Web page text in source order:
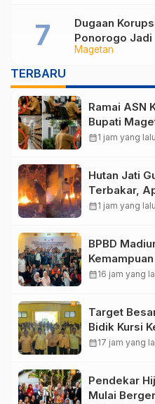
Magetan
Dugaan
Ponorogo Jadi
Magetan
TERBARU
Ramai ASN
Bupati
Ngopi
calendar_month1 jam yang lalu
Hutan Jati
Terbakar,
Hill akibat
calendar_month1 jam yang lalu
BPBD
Bencana
calendar_month16 jam yang
Target
Bidik Kursi
Hari
calendar_month17 jam yang
Pendekar
Mulai